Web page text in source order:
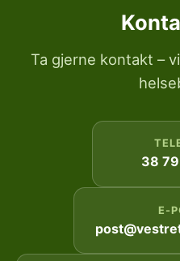
Ta gjerne kontakt –
38
E-